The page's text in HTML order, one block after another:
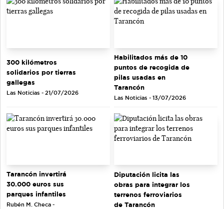
300 kilómetros
solidarios por tierras
gallegas
Las Noticias - 21/07/2026
Habilitados más de 10
puntos de recogida de
pilas usadas en
Tarancón
Las Noticias - 13/07/2026
Tarancón invertirá
30.000 euros sus
parques infantiles
Rubén M. Checa -
Diputación licita las
obras para integrar los
terrenos ferroviarios
de Tarancón